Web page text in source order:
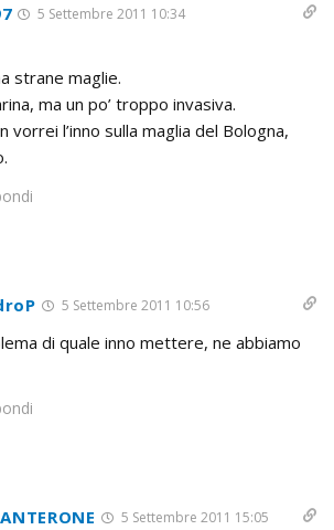
5 Settembre 2011 10:34
strane maglie.
ma un po’ troppo invasiva.
vorrei l’inno sulla maglia del Bologna,
5 Settembre 2011 10:56
di quale inno mettere, ne abbiamo
5 Settembre 2011 15:05